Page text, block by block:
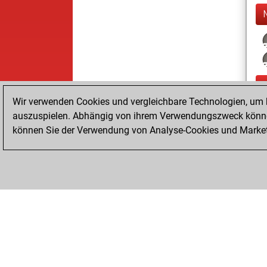
Wir verwenden Cookies und vergleichbare Technologien,
auszuspielen. Abhängig von ihrem Verwendungszweck
können Sie der Verwendung von Analyse-Cookies und